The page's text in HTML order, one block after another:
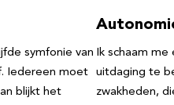
symfonie van
Iedereen moet
blijkt het
Ik schaam me
uitdaging te
zwakheden,